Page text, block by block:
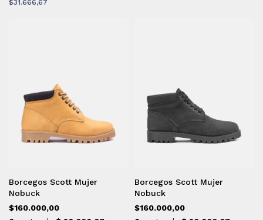
$31.666,67
Borcegos Scott Mujer
Nobuck
$160.000,00
Borcegos Scott Mujer
Nobuck
$160.000,00